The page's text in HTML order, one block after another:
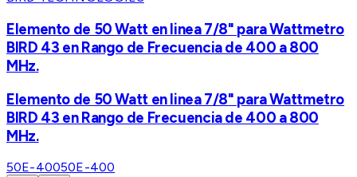
Elemento de 50 Watt en linea 7/8" para Wattmetro
BIRD 43 en Rango de Frecuencia de 400 a 800
MHz.
Elemento de 50 Watt en linea 7/8" para Wattmetro
BIRD 43 en Rango de Frecuencia de 400 a 800
MHz.
50E-40050E-400